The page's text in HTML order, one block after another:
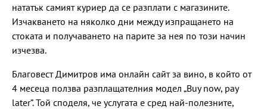
нататък самият куриер да се разплати с магазините.
Изчакването на няколко дни между изпращането на
стоката и получаването на парите за нея по този начин
изчезва.
Благовест Димитров има онлайн сайт за вино, в който от
4 месеца ползва разплащателния модел „Buy now, pay
later”. Той споделя, че услугата е сред най-полезните,